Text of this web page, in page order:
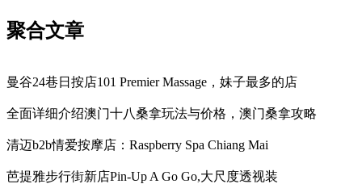
聚合文章
曼谷24巷日按店101 Premier Massage，妹子最多的店
全面详细介绍澳门十八桑拿玩法与价格，澳门桑拿攻略
清迈b2b情爱按摩店：Raspberry Spa Chiang Mai
芭提雅步行街新店Pin-Up A Go Go,大尺度透视装